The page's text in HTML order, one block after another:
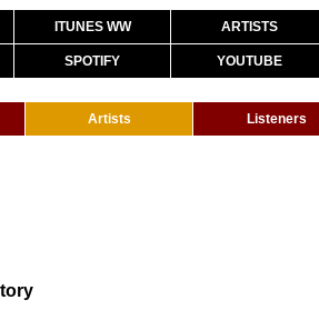
ITUNES WW ARTISTS
SPOTIFY YOUTUBE
Artists Listeners